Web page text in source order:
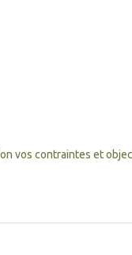
vos contraintes et